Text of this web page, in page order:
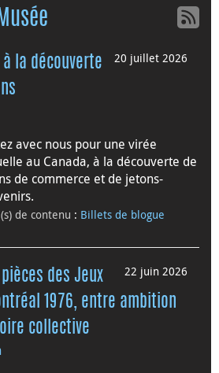
20 juillet 2026
la découverte
avec nous pour une virée
au Canada, à la découverte de
de commerce et de jetons-
de contenu : Billets de blogue
22 juin 2026
des Jeux
1976, entre ambition
collective